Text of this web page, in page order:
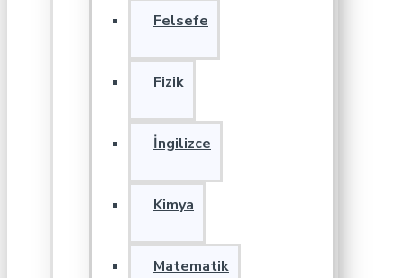
Felsefe
Fizik
İngilizce
Kimya
Matematik